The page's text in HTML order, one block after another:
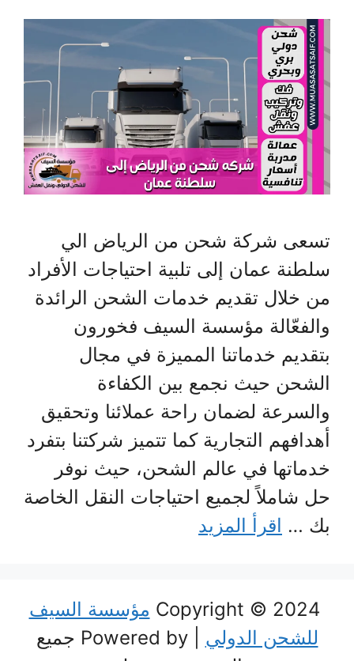
تسعى شركة شحن من الرياض الي
سلطنة عمان إلى تلبية احتياجات الأفراد
من خلال تقديم خدمات الشحن الرائدة
والفعّالة مؤسسة السيف فخورون
بتقديم خدماتنا المميزة في مجال
الشحن حيث نجمع بين الكفاءة
والسرعة لضمان راحة عملائنا وتحقيق
أهدافهم التجارية كما تتميز شركتنا بتفرد
خدماتها في عالم الشحن، حيث نوفر
حل شاملاً لجميع احتياجات النقل الخاصة
بك … اقرأ المزيد
مؤسسة السيف
للشحن الدولي
| Powered by جميع